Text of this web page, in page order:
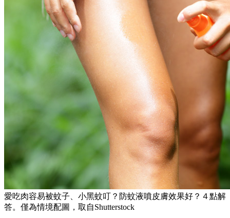
愛吃肉容易被蚊子、小黑蚊叮？防蚊液噴皮膚效果好？４點解
答。僅為情境配圖，取自Shutterstock